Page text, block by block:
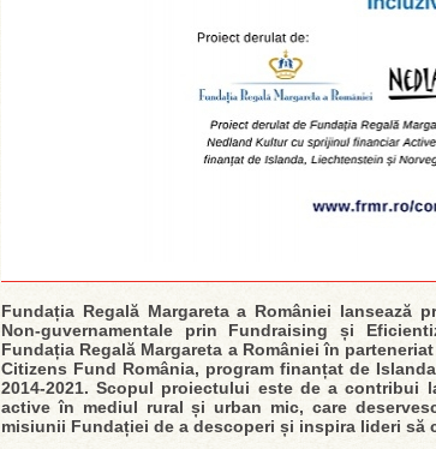
Fundația Regală Margareta a României lansează
Non-guvernamentale prin Fundraising și
Fundația Regală Margareta a României în
Citizens Fund România, program finanțat de
2014-2021. Scopul proiectului este de a contribui
active în mediul rural și urban mic, care
misiunii Fundației de a descoperi și inspira lideri să